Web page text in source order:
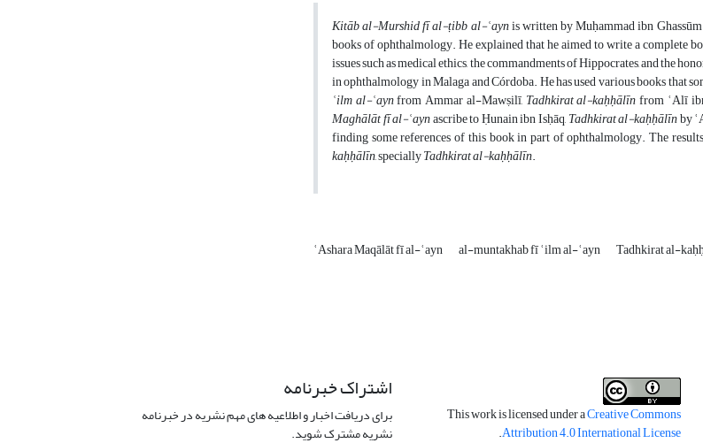
Kitāb al-Murshid fī al-ṭibb al-ʿaynis written by Muḥammad ibn
books of ophthalmology. He explained that he aimed to write a complete
issues such as medical ethics, the commandments of Hippocrates, and the
in ophthalmology in Malaga and Córdoba. He has used various books that
ʿilm al-ʿaynfrom Ammar al-Mawṣilī,Tadhkirat al-kaḥḥālīnfrom ʿAlī
Maghālāt fī al-ʿaynascribe to Ḥunain ibn Isḥāq,Tadhkirat al-kaḥḥālīnby
finding some references of this book in part of ophthalmology. The
kaḥḥālīn, speciallyTadhkirat al-kaḥḥālīn.
ʿAshara Maqālāt fī al-ʿayn al-muntakhab fī ʿilm al-ʿayn Tadhkirat al-
This work is licensed under aCreative Commons
Attribution 4.0 International License
.
اشتراک خبرنامه
برای دریافت اخبار و اطلاعیه های مهم نشریه در خبرنامه
نشریه مشترک شوید.